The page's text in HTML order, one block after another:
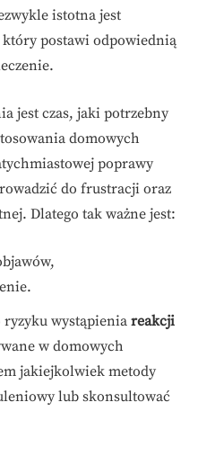
istotna jest
postawi odpowiednią
jest czas, jaki potrzebny
domowych
poprawy
do frustracji oraz
Dlatego tak ważne jest:
ryzyku wystąpienia reakcji
w domowych
jakiejkolwiek metody
lub skonsultować